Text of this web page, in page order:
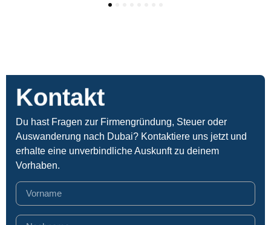
5
Kontakt
Du hast Fragen zur Firmengründung, Steuer oder
Auswanderung nach Dubai? Kontaktiere uns jetzt und
erhalte eine unverbindliche Auskunft zu deinem
Vorhaben.